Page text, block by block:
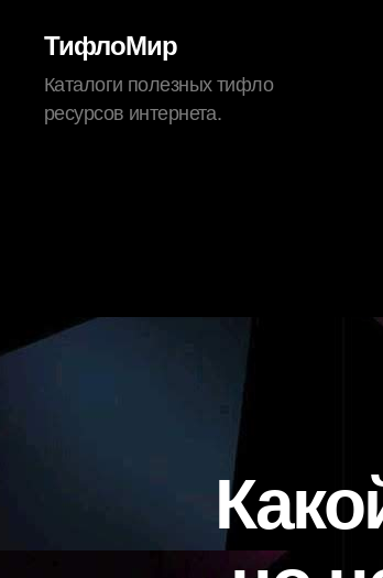
ТифлоМир
Каталоги полезных тифло
ресурсов интернета.